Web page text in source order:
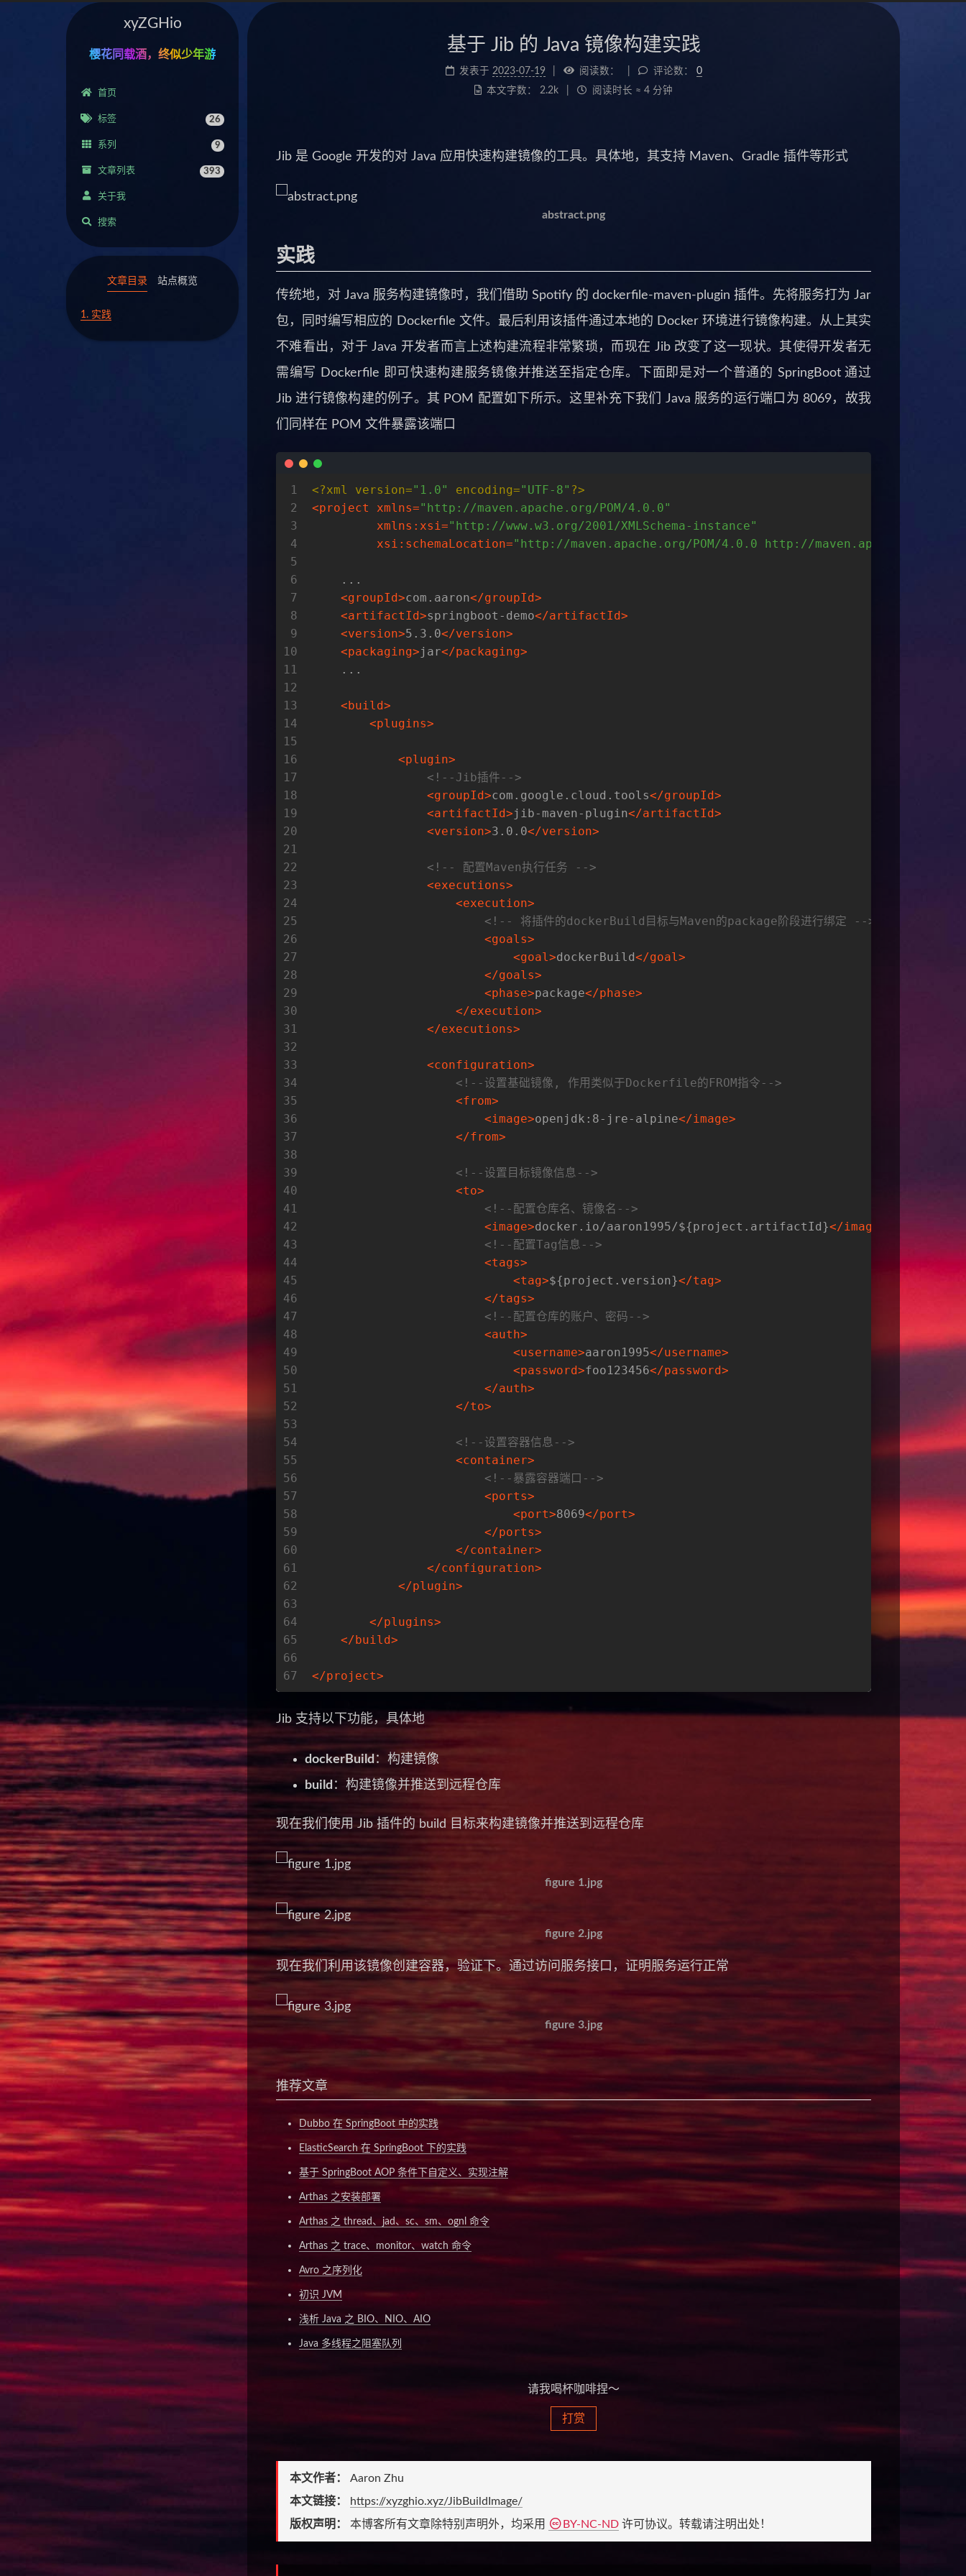
xyZGHio
樱花同载酒，终似少年游
首页
标签 26
系列 9
文章列表 393
关于我
搜索
基于 Jib 的 Java 镜像构建实践
发表于 2023-07-19 阅读数： 评论数：
0
本文字数：
2.2k 阅读时长 ≈ 4 分钟
Jib 是 Google 开发的对 Java 应用快速构建镜像的工具。具体地，其支持 Maven、Gradle 插件等形式
abstract.png
实践
传统地，对 Java 服务构建镜像时，我们借助 Spotify 的 dockerfile-maven-plugin 插件。先将服务打为 Jar
包，同时编写相应的 Dockerfile 文件。最后利用该插件通过本地的 Docker 环境进行镜像构建。从上其实
不难看出，对于 Java 开发者而言上述构建流程非常繁琐，而现在 Jib 改变了这一现状。其使得开发者无
需编写 Dockerfile 即可快速构建服务镜像并推送至指定仓库。下面即是对一个普通的 SpringBoot 通过
Jib 进行镜像构建的例子。其 POM 配置如下所示。这里补充下我们 Java 服务的运行端口为 8069，故我
们同样在 POM 文件暴露该端口
1
2
3
4
5
6
7
8
9
10
11
12
13
14
15
16
17
18
19
20
21
22
23
24
25
26
27
28
29
30
31
32
33
34
35
36
37
38
39
40
41
42
43
44
45
46
47
48
49
50
51
52
53
54
55
56
57
58
59
60
61
62
63
64
65
66
67
<?xml version="1.0" encoding="UTF-8" ?>
<project xmlns="http://maven.apache.org/POM/4.0.0"
xmlns:xsi="http://www.w3.org/2001/XMLSchema-instance"
xsi:schemaLocation="http://maven.apache.org/POM/4.0.0 http://maven.apache.org/
    ...
<groupId>com.aaron</groupId>
<artifactId>springboot-demo</artifactId>
<version>5.3.0</version>
<packaging>jar</packaging>
    ...
<build>
<plugins>
<plugin>
<!--Jib插件-->
<groupId>com.google.cloud.tools</groupId>
<artifactId>jib-maven-plugin</artifactId>
<version>3.0.0</version>
<!-- 配置Maven执行任务 -->
<executions>
<execution>
<!-- 将插件的dockerBuild目标与Maven的package阶段进行绑定 -->
<goals>
<goal>dockerBuild</goal>
</goals>
<phase>package</phase>
</execution>
</executions>
<configuration>
<!--设置基础镜像, 作用类似于Dockerfile的FROM指令-->
<from>
<image>openjdk:8-jre-alpine</image>
</from>
<!--设置目标镜像信息-->
<to>
<!--配置仓库名、镜像名-->
<image>docker.io/aaron1995/${project.artifactId}</image
<!--配置Tag信息-->
<tags>
<tag>${project.version}</tag>
</tags>
<!--配置仓库的账户、密码-->
<auth>
<username>aaron1995</username>
<password>foo123456</password>
</auth>
</to>
<!--设置容器信息-->
<container>
<!--暴露容器端口-->
<ports>
<port>8069</port>
</ports>
</container>
</configuration>
</plugin>
</plugins>
</build>
</project>
Jib 支持以下功能，具体地
dockerBuild ：构建镜像
build ：构建镜像并推送到远程仓库
现在我们使用 Jib 插件的 build 目标来构建镜像并推送到远程仓库
figure 1.jpg
figure 2.jpg
现在我们利用该镜像创建容器，验证下。通过访问服务接口，证明服务运行正常
figure 3.jpg
推荐文章
Dubbo 在 SpringBoot 中的实践
ElasticSearch 在 SpringBoot 下的实践
基于 SpringBoot AOP 条件下自定义、实现注解
Arthas 之安装部署
Arthas 之 thread、jad、sc、sm、ognl 命令
Arthas 之 trace、monitor、watch 命令
Avro 之序列化
初识 JVM
浅析 Java 之 BIO、NIO、AIO
Java 多线程之阻塞队列
请我喝杯咖啡捏～
打赏
本文作者： Aaron Zhu
本文链接：
https://xyzghio.xyz/JibBuildImage/
版权声明： 本博客所有文章除特别声明外，均采用 BY-NC-ND 许可协议。转载请注明出处！
文章目录 站点概览
1. 实践